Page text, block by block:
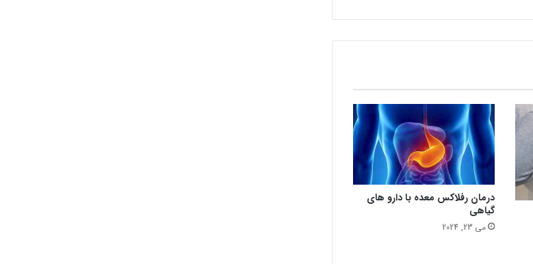
درمان رفلاکس معده با دارو های
گیاهی
می 23, 2024